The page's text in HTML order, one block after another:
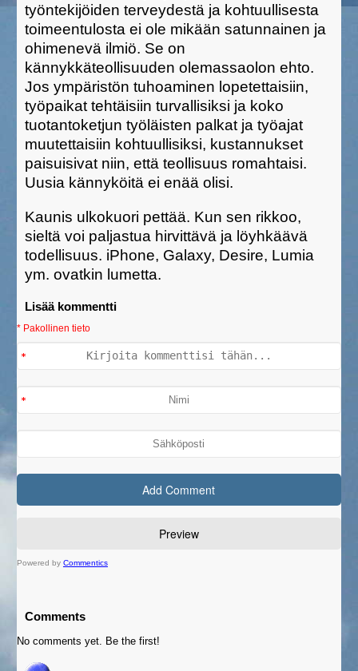
työntekijöiden terveydestä ja kohtuullisesta
toimeentulosta ei ole mikään satunnainen ja
ohimenevä ilmiö. Se on
kännykkäteollisuuden olemassaolon ehto.
Jos ympäristön tuhoaminen lopetettaisiin,
työpaikat tehtäisiin turvallisiksi ja koko
tuotantoketjun työläisten palkat ja työajat
muutettaisiin kohtuullisiksi, kustannukset
paisuisivat niin, että teollisuus romahtaisi.
Uusia kännyköitä ei enää olisi.
Kaunis ulkokuori pettää. Kun sen rikkoo,
sieltä voi paljastua hirvittävä ja löyhkäävä
todellisuus. iPhone, Galaxy, Desire, Lumia
ym. ovatkin lumetta.
Lisää kommentti
* Pakollinen tieto
Powered by Commentics
Comments
No comments yet. Be the first!